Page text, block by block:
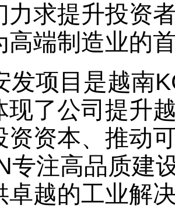
力求提升投资
高端制造业的
发项目是越南
现了公司提升
资资本、推动
专注高品质建
卓越的工业解